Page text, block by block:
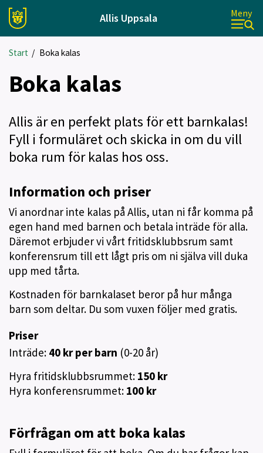
Allis Uppsala Meny
Start / Boka kalas
Boka kalas
Allis är en perfekt plats för ett barnkalas!
Fyll i formuläret och skicka in om du vill
boka rum för kalas hos oss.
Information och priser
Vi anordnar inte kalas på Allis, utan ni får komma på
egen hand med barnen och betala inträde för alla.
Däremot erbjuder vi vårt fritidsklubbsrum samt
konferensrum till ett lågt pris om ni själva vill duka
upp med tårta.
Kostnaden för barnkalaset beror på hur många
barn som deltar. Du som vuxen följer med gratis.
Priser
Inträde: 40 kr per barn (0-20 år)
Hyra fritidsklubbsrummet: 150 kr
Hyra konferensrummet: 100 kr
Förfrågan om att boka kalas